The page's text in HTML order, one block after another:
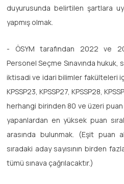
duyurusunda belirtilen şartlara
yapmış olmak.
- ÖSYM tarafından 2022 ve
Personel Seçme Sınavında
iktisadi ve idari bilimler fakülteleri
KPSSP23, KPSSP27, KPSSP28,
herhangi birinden 80 ve üzeri puan
yapanlardan en yüksek puan
arasında bulunmak. (Eşit puan
sıradaki aday sayısının birden
tümü sınava çağrılacaktır.)